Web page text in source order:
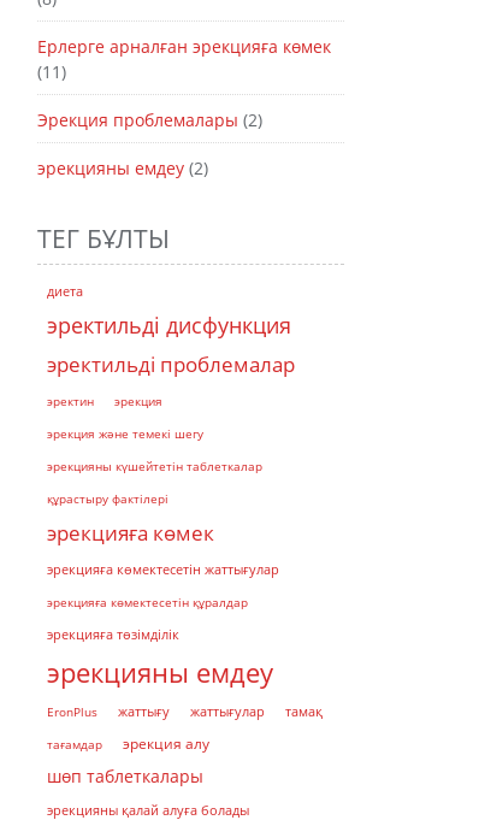
Ерлерге арналған эрекцияға көмек
(11)
Эрекция проблемалары (2)
эрекцияны емдеу (2)
ТЕГ БҰЛТЫ
диета
эректильді дисфункция
эректильді проблемалар
эректин
эрекция
эрекция және темекі шегу
эрекцияны күшейтетін таблеткалар
құрастыру фактілері
эрекцияға көмек
эрекцияға көмектесетін жаттығулар
эрекцияға көмектесетін құралдар
эрекцияға төзімділік
эрекцияны емдеу
EronPlus жаттығу жаттығулар
тамақ
тағамдар
эрекция алу
шөп таблеткалары
эрекцияны қалай алуға болады